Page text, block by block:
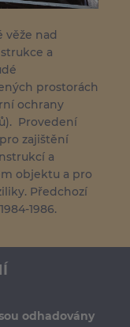
věže nad
a
prostorách
ochrany
Provedení
zajištění
a
objektu a pro
Předchozí
1986.
odhadovány